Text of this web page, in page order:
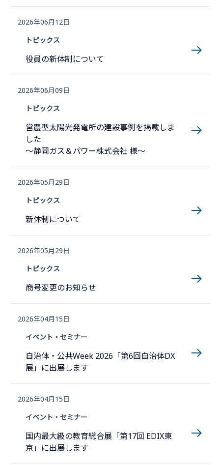
2026年06月12日
トピックス
役員の新体制について
2026年06月09日
トピックス
営農型太陽光発電所の建設事例を掲載しま
した
～静岡ガス＆パワー株式会社 様～
2026年05月29日
トピックス
新体制について
2026年05月29日
トピックス
商号変更のお知らせ
2026年04月15日
イベント・セミナー
自治体・公共Week 2026「第6回自治体DX
展」に出展します
2026年04月15日
イベント・セミナー
国内最大級の教育総合展「第17回 EDIX東
京」に出展します